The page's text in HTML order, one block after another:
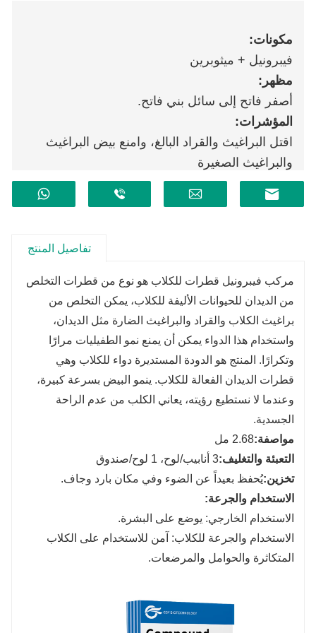
مكونات:
فيبرونيل + ميثوبرين
مظهر:
أصفر فاتح إلى سائل بني فاتح.
المؤشرات:
اقتل البراغيث والقراد البالغ، وامنع بيض البراغيث
والبراغيث الصغيرة
تفاصيل المنتج
مركب فيبرونيل قطرات للكلاب هو نوع من قطرات التخلص
من الديدان للحيوانات الأليفة للكلاب، يمكن التخلص من
براغيث الكلاب والقراد والبراغيث الضارة مثل الديدان،
واستخدام هذا الدواء يمكن أن يمنع نمو الطفيليات مرارًا
وتكرارًا. المنتج هو الدودة المستديرة دواء للكلاب وهي
قطرات الديدان الفعالة للكلاب. ينمو البيض بسرعة كبيرة،
وعندما لا نستطيع رؤيته، يعاني الكلب من عدم الراحة
الجسدية.
مواصفة:2.68 مل
التعبئة والتغليف:3 أنابيب/لوح، 1 لوح/صندوق
تخزين:يُحفظ بعيداً عن الضوء وفي مكان بارد وجاف.
الاستخدام والجرعة:
الاستخدام الخارجي: يوضع على البشرة.
الاستخدام والجرعة للكلاب: آمن للاستخدام على الكلاب
المتكاثرة والحوامل والمرضعات.